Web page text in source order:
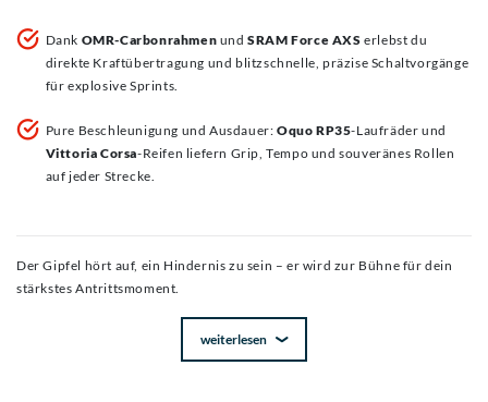
Dank OMR-Carbonrahmen undSRAM Force AXS erlebst du
direkte Kraftübertragung und blitzschnelle, präzise Schaltvorgänge
für explosive Sprints.
Pure Beschleunigung und Ausdauer:Oquo RP35-Laufräder und
Vittoria Corsa-Reifen liefern Grip, Tempo und souveränes Rollen
auf jeder Strecke.
Der Gipfel hört auf, ein Hindernis zu sein – er wird zur Bühne für dein
stärkstes Antrittsmoment.
weiterlesen